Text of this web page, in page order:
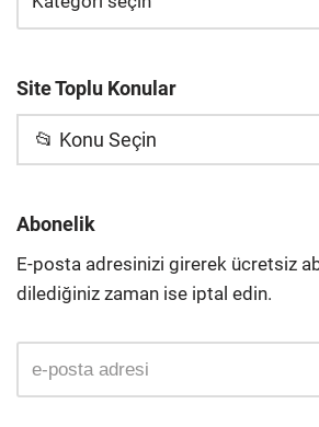
Site Toplu Konular
📂 Konu Seçin
Abonelik
E-posta adresinizi girerek ücretsiz
dilediğiniz zaman ise iptal edin.